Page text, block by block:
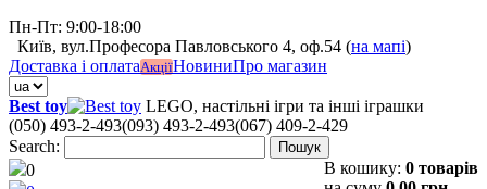
Пн-Пт: 9:00-18:00
Київ, вул.Професора Павловського 4, оф.54 (на мапі)
Доставка і оплатаАкціїНовиниПро магазин
Best toy
LEGO, настільні ігри та інші іграшки
(050) 493-2-493(093) 493-2-493(067) 409-2-429
Search:
Пошук
0 В кошику: 0 товарів